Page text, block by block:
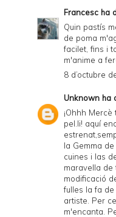
Francesc ha
Quin pastís
de poma
facilet, fins i
m'anime a
8 d’octubre
Unknown ha
¡Ohhh
pel.li! aquí
la Gemma
cuines i las
maravella de
modificació
fulles la fa
artiste. Per
m'encanta.